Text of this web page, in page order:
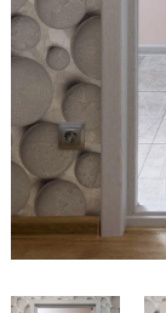
Эмаль
Двери-
Порталы